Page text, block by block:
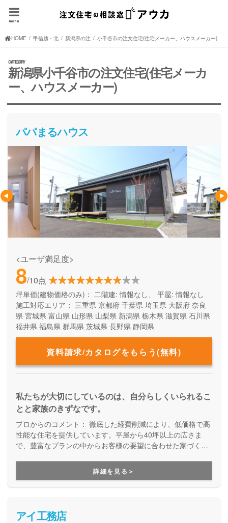
menu
HOME 甲信越・北陸の注文住宅(住宅メーカー、ハウスメーカー)
新潟県の注文住宅(住宅メーカー、ハウスメーカー)
小千谷市の注文住宅(住宅メーカー、ハウスメーカー)
新潟県小千谷市の注文住宅(住宅メーカ
ー、ハウスメーカー)
パパまるハウス
<ユーザ満足度>
8/10点
坪単価(建物価格のみ)： 二階建: 情報なし、 平屋: 情報なし
施工対応エリア： 三重県 京都府 千葉県 埼玉県 大阪府 奈良
県 宮城県 富山県 山形県 山梨県 新潟県 栃木県 滋賀県 石川県
福井県 福島県 群馬県 茨城県 長野県 静岡県
資料請求/カタログをもらう(無料)
私たちが大切にしているのは、自分らしくいられるこ
とと家族のきずなです。
プロからのコメント： 徹底した経費削減により、低価格で高
性能な住宅を提供しています。平屋から40坪以上の広さま
で、豊富なプランの中からお客様の要望に合わせた家づくり
ず、予算内で快適な住まいを建てたい方にオススメです。
詳細を見る＞
アイ工務店